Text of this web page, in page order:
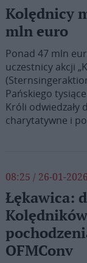
Kolędnicy
mln euro
Ponad 47 mln
uczestnicy akcji
Pańskiego
Króli odwiedzały
charytatywne i
08:25 / 26-01-2026
Łękawica:
OFMConv